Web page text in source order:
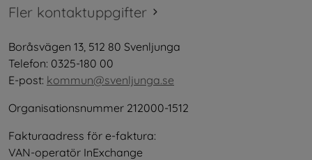
Fler kontaktuppgifter
Boråsvägen 13, 512 80 Svenljunga
Telefon: 0325-180 00
E-post: kommun@svenljunga.se
Organisationsnummer 212000-1512
Fakturaadress för e-faktura:
VAN-operatör InExchange